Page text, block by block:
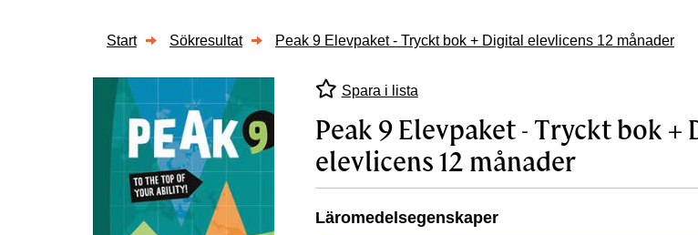
Start Sökresultat Peak 9 Elevpaket - Tryckt bok + Digital elevlicens 12 månader
Spara i lista
Peak 9 Elevpaket - Tryckt bok +
elevlicens 12 månader
Läromedelsegenskaper